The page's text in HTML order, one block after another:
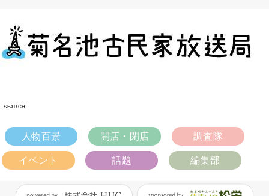
SEARCH
人物百景 開店・閉店 調査隊
イベント 話題 編集部